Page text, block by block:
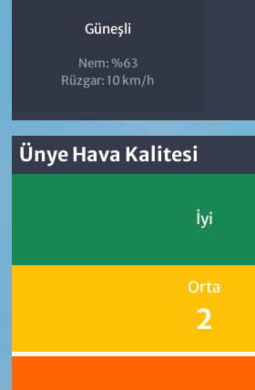
Güneşli
Nem: %63
Rüzgar: 10 km/h
Ünye Hava Kalitesi
İyi
Orta
2